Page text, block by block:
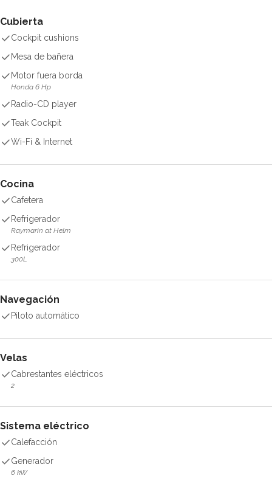
Cubierta
Cockpit cushions
Mesa de bañera
Motor fuera borda
Honda 6 Hp
Radio-CD player
Teak Cockpit
Wi-Fi & Internet
Cocina
Cafetera
Refrigerador
Raymarin at Helm
Refrigerador
300L
Navegación
Piloto automático
Velas
Cabrestantes eléctricos
2
Sistema eléctrico
Calefacción
Generador
6 kW